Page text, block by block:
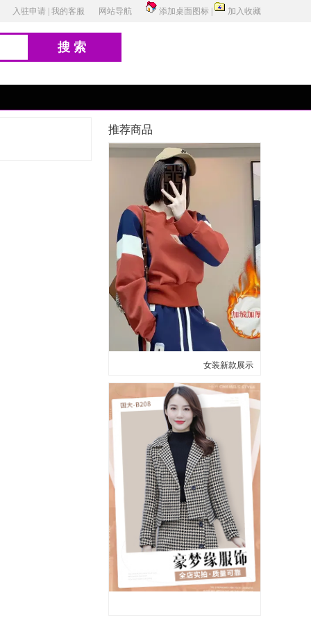
入驻申请 我的客服 网站导航 添加桌面图标 加入收藏
搜索
推荐商品
女装新款展示